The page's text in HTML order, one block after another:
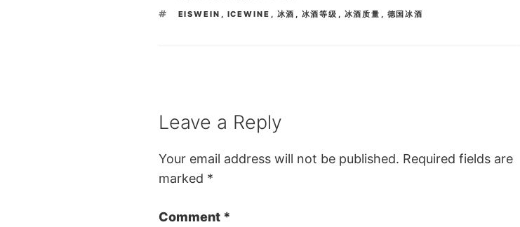
TAGS
EISWEIN ICEWINE 冰酒 冰酒等级 冰酒质量 德国冰酒
Leave a Reply
Your email address will not be published. Required fields are
marked *
Comment *